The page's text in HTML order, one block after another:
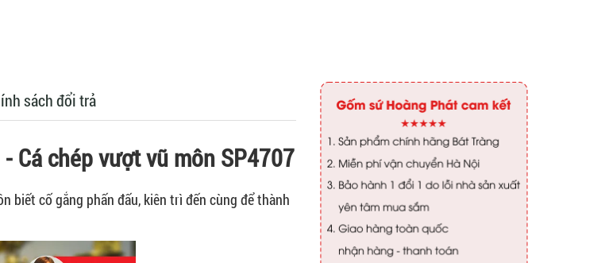
sách đổi trả
Cá chép vượt vũ môn SP4707
biết cố gắng phấn đấu, kiên trì đến cùng để thành